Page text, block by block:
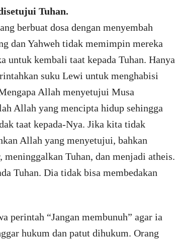
Tuhan.
berbuat dosa dengan menyembah
dan Yahweh tidak memimpin mereka
untuk kembali taat kepada Tuhan. Hanya
suku Lewi untuk menghabisi
Allah menyetujui Musa
Allah yang mencipta hidup sehingga
taat kepada-Nya. Jika kita tidak
Allah yang menyetujui, bahkan
Tuhan, dan menjadi atheis.
Tuhan. Dia tidak bisa membedakan
perintah “Jangan membunuh” agar ia
hukum dan patut dihukum. Orang